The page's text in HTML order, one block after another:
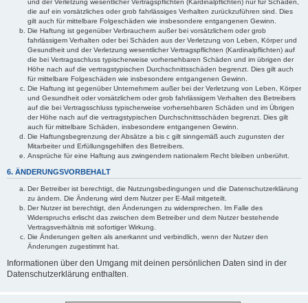
und der Verletzung wesentlicher Vertragspflichten (Kardinalpflichten) nur für Schäden,
die auf ein vorsätzliches oder grob fahrlässiges Verhalten zurückzuführen sind. Dies
gilt auch für mittelbare Folgeschäden wie insbesondere entgangenen Gewinn.
Die Haftung ist gegenüber Verbrauchern außer bei vorsätzlichem oder grob
fahrlässigem Verhalten oder bei Schäden aus der Verletzung von Leben, Körper und
Gesundheit und der Verletzung wesentlicher Vertragspflichten (Kardinalpflichten) auf
die bei Vertragsschluss typischerweise vorhersehbaren Schäden und im übrigen der
Höhe nach auf die vertragstypischen Durchschnittsschäden begrenzt. Dies gilt auch
für mittelbare Folgeschäden wie insbesondere entgangenen Gewinn.
Die Haftung ist gegenüber Unternehmern außer bei der Verletzung von Leben, Körper
und Gesundheit oder vorsätzlichem oder grob fahrlässigem Verhalten des Betreibers
auf die bei Vertragsschluss typischerweise vorhersehbaren Schäden und im Übrigen
der Höhe nach auf die vertragstypischen Durchschnittsschäden begrenzt. Dies gilt
auch für mittelbare Schäden, insbesondere entgangenen Gewinn.
Die Haftungsbegrenzung der Absätze a bis c gilt sinngemäß auch zugunsten der
Mitarbeiter und Erfüllungsgehilfen des Betreibers.
Ansprüche für eine Haftung aus zwingendem nationalem Recht bleiben unberührt.
6. ÄNDERUNGSVORBEHALT
Der Betreiber ist berechtigt, die Nutzungsbedingungen und die Datenschutzerklärung
zu ändern. Die Änderung wird dem Nutzer per E-Mail mitgeteilt.
Der Nutzer ist berechtigt, den Änderungen zu widersprechen. Im Falle des
Widerspruchs erlischt das zwischen dem Betreiber und dem Nutzer bestehende
Vertragsverhältnis mit sofortiger Wirkung.
Die Änderungen gelten als anerkannt und verbindlich, wenn der Nutzer den
Änderungen zugestimmt hat.
Informationen über den Umgang mit deinen persönlichen Daten sind in der
Datenschutzerklärung enthalten.